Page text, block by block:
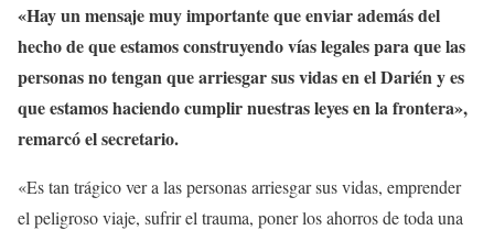
«Hay un mensaje muy importante que enviar además del
hecho de que estamos construyendo vías legales para que las
personas no tengan que arriesgar sus vidas en el Darién y es
que estamos haciendo cumplir nuestras leyes en la frontera»,
remarcó el secretario.
«Es tan trágico ver a las personas arriesgar sus vidas, emprender
el peligroso viaje, sufrir el trauma, poner los ahorros de toda una